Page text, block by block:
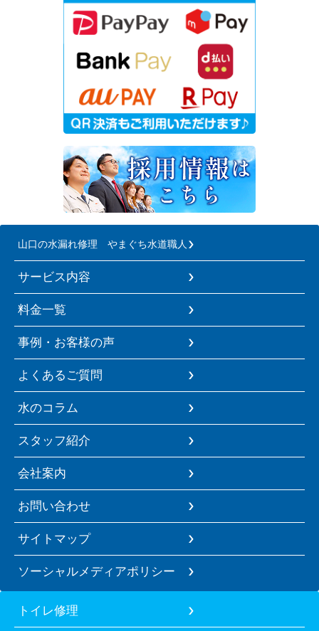
山口の水漏れ修理 やまぐち水道職人
サービス内容
料金一覧
事例・お客様の声
よくあるご質問
水のコラム
スタッフ紹介
会社案内
お問い合わせ
サイトマップ
ソーシャルメディアポリシー
トイレ修理